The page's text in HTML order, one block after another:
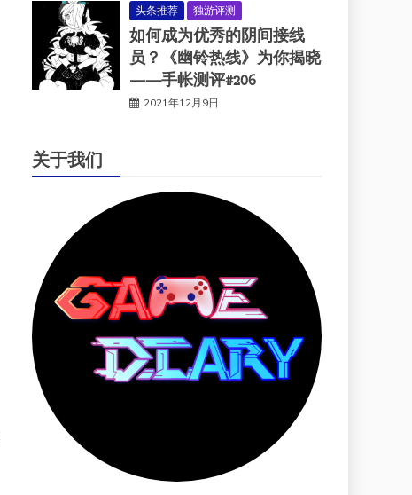
头条推荐 独游评测
如何成为优秀的阴间接线
员？《幽铃热线》为你揭晓
——手帐测评#206
2021年12月9日
关于我们